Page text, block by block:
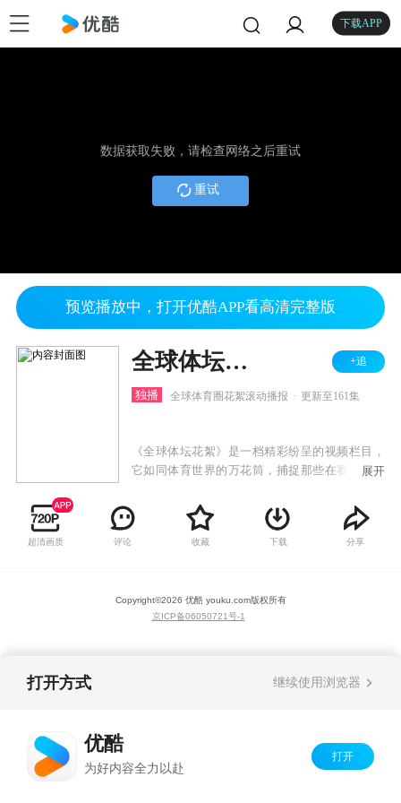
下载APP
数据获取失败，请检查网络之后重试
重试
预览播放中，打开优酷APP看高清完整版
全球体坛花絮 +追
独播 全球体育圈花絮滚动播报 更新至161集
《全球体坛花絮》是一档精彩纷呈的视频栏目，
它如同体育世界的万花筒，捕捉那些在赛场上下
情感。在这里，我们不仅追踪各大体育赛事的最
新动态，更深入挖掘运动员的个人经历，分享他
们的喜怒哀乐，以及那些鲜为人知的趣闻轶事。
展开
超清画质 评论 收藏 下载 分享
Copyright©2026 优酷 youku.com版权所有
京ICP备06050721号-1
打开方式 继续使用浏览器
优酷
为好内容全力以赴
打开